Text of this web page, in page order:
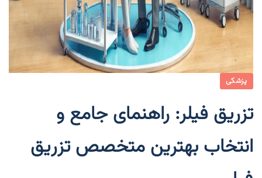
پزشکی
تزریق فیلر: راهنمای جامع و
انتخاب بهترین متخصص تزریق